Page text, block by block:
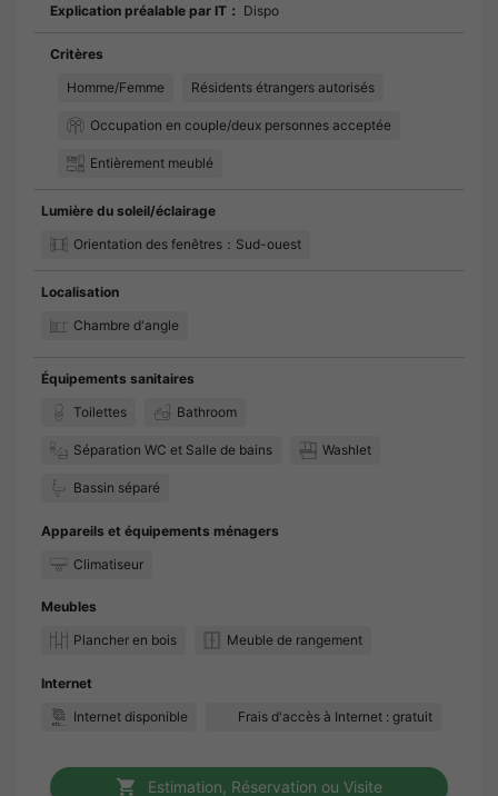
Explication préalable par IT： Dispo
Critères
Homme/Femme
Résidents étrangers autorisés
Occupation en couple/deux personnes acceptée
Entièrement meublé
Lumière du soleil/éclairage
Orientation des fenêtres：Sud-ouest
Localisation
Chambre d'angle
Équipements sanitaires
Toilettes
Bathroom
Séparation WC et Salle de bains Washlet
Bassin séparé
Appareils et équipements ménagers
Climatiseur
Meubles
Plancher en bois
Meuble de rangement
Internet
Internet disponible
Frais d'accès à Internet : gratuit
Estimation, Réservation ou Visite